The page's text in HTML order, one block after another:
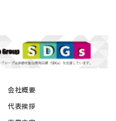
会社概要
代表挨拶